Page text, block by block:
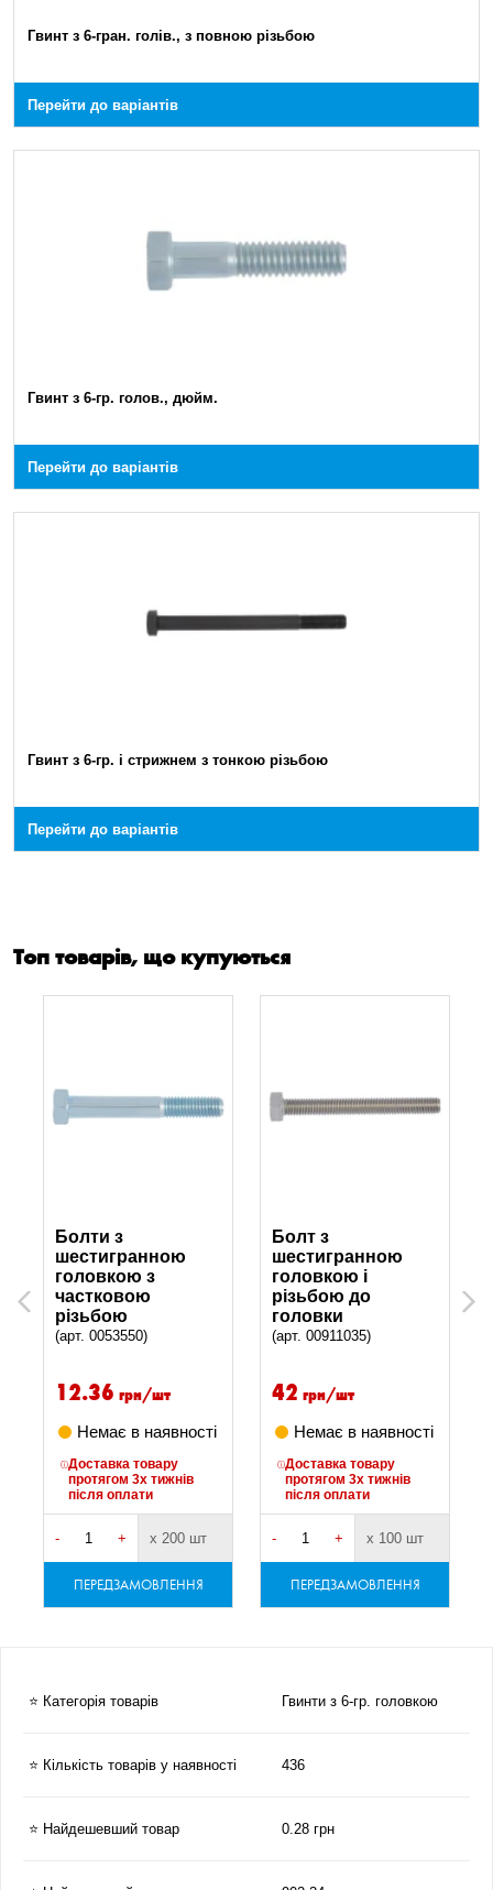
Гвинт з 6-гран. голів., з повною різьбою
Перейти до варіантів
Гвинт з 6-гр. голов., дюйм.
Перейти до варіантів
Гвинт з 6-гр. і стрижнем з тонкою різьбою
Перейти до варіантів
Топ товарів, що купуються
Previous
Болти з
шестигранною
головкою з
частковою
різьбою
(арт. 0053550)
12.36 грн/шт
Немає в наявності
Доставка товару
протягом 3х тижнів
після оплати
- + х 200 шт
ПЕРЕДЗАМОВЛЕННЯ
Болт з
шестигранною
головкою і
різьбою до
головки
(арт. 00911035)
42 грн/шт
Немає в наявності
Доставка товару
протягом 3х тижнів
після оплати
- + х 100 шт
ПЕРЕДЗАМОВЛЕННЯ
Next
⭐ Категорія товарів Гвинти з 6-гр. головкою
⭐ Кількість товарів у наявності 436
⭐ Найдешевший товар 0.28 грн